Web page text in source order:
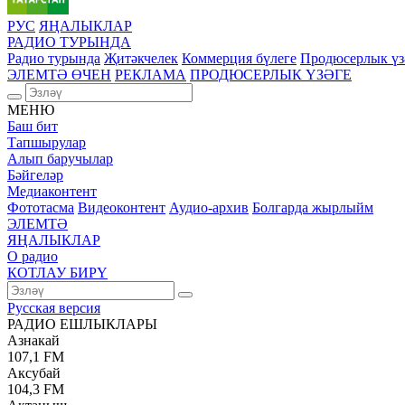
РУС ЯҢАЛЫКЛАР
РАДИО ТУРЫНДА
Радио турында Җитәкчелек Коммерция бүлеге Продюсерлык
ЭЛЕМТӘ ӨЧЕН РЕКЛАМА ПРОДЮСЕРЛЫК ҮЗӘГЕ
МЕНЮ
Баш бит
Тапшырулар
Алып баручылар
Бәйгеләр
Медиаконтент
Фототасма Видеоконтент Аудио-архив Болгарда жырлыйм
ЭЛЕМТӘ
ЯҢАЛЫКЛАР
О радио
КОТЛАУ БИРҮ
Русская версия
РАДИО ЕШЛЫКЛАРЫ
Азнакай
107,1 FM
Аксубай
104,3 FM